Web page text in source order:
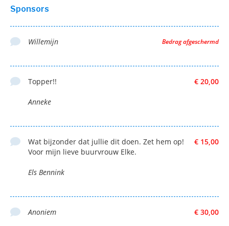
Sponsors
Bedrag afgeschermd
Willemijn
€ 20,00
Topper!!
Anneke
€ 15,00
Wat bijzonder dat jullie dit doen. Zet hem op!
Voor mijn lieve buurvrouw Elke.
Els Bennink
€ 30,00
Anoniem